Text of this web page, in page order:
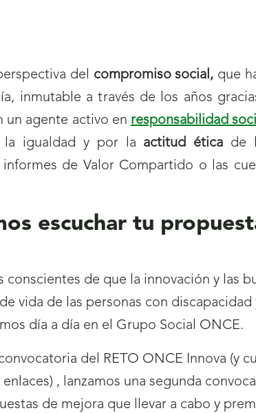
del compromiso social, que
inmutable a través de los años
un agente activo en responsabilidad
la igualdad y por la actitud ética de
de Valor Compartido o las
escuchar tu
de que la innovación y las
vida de las personas con
día a día en el Grupo Social ONCE.
del RETO ONCE Innova (y
, lanzamos una segunda
de mejora que llevar a cabo y